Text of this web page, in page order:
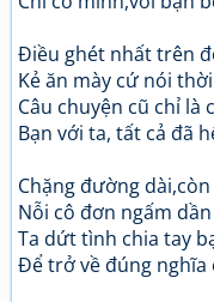
Điều ghét nhất trên
Kẻ ăn mày cứ nói
Câu chuyện cũ chỉ là
Bạn với ta, tất cả đã
Chặng đường
Nỗi cô đơn ngấm
Ta dứt tình chia tay
Để trở về đúng nghĩa